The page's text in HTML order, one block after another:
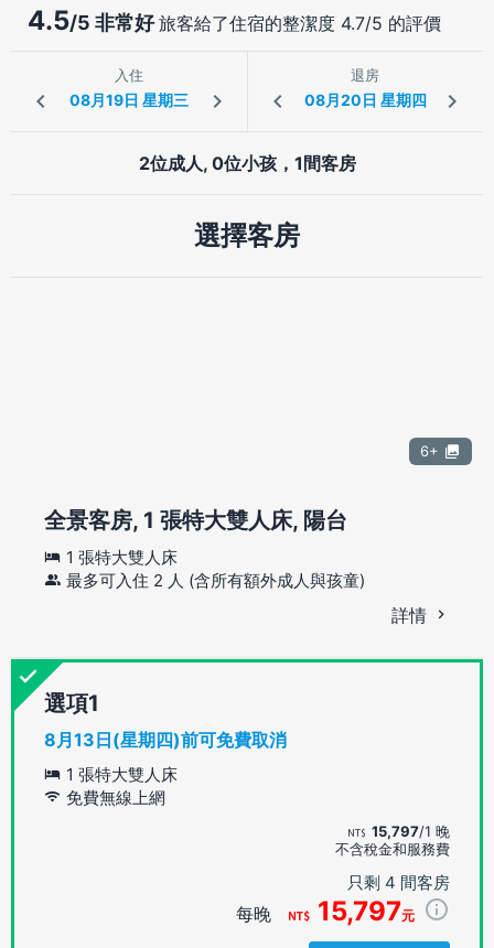
4.5/5 非常好旅客給了住宿的整潔度 4.7/5 的評價
入住 退房
2位成人, 0位小孩，1間客房
選擇客房
6+
全景客房, 1 張特大雙人床, 陽台
1 張特大雙人床
最多可入住 2 人 (含所有額外成人與孩童)
詳情
選項
8月13日(星期四)前可免費取消
1 張特大雙人床
免費無線上網
15,797/1 晚
不含稅金和服務費
只剩 4 間客房
每晚 15,797元